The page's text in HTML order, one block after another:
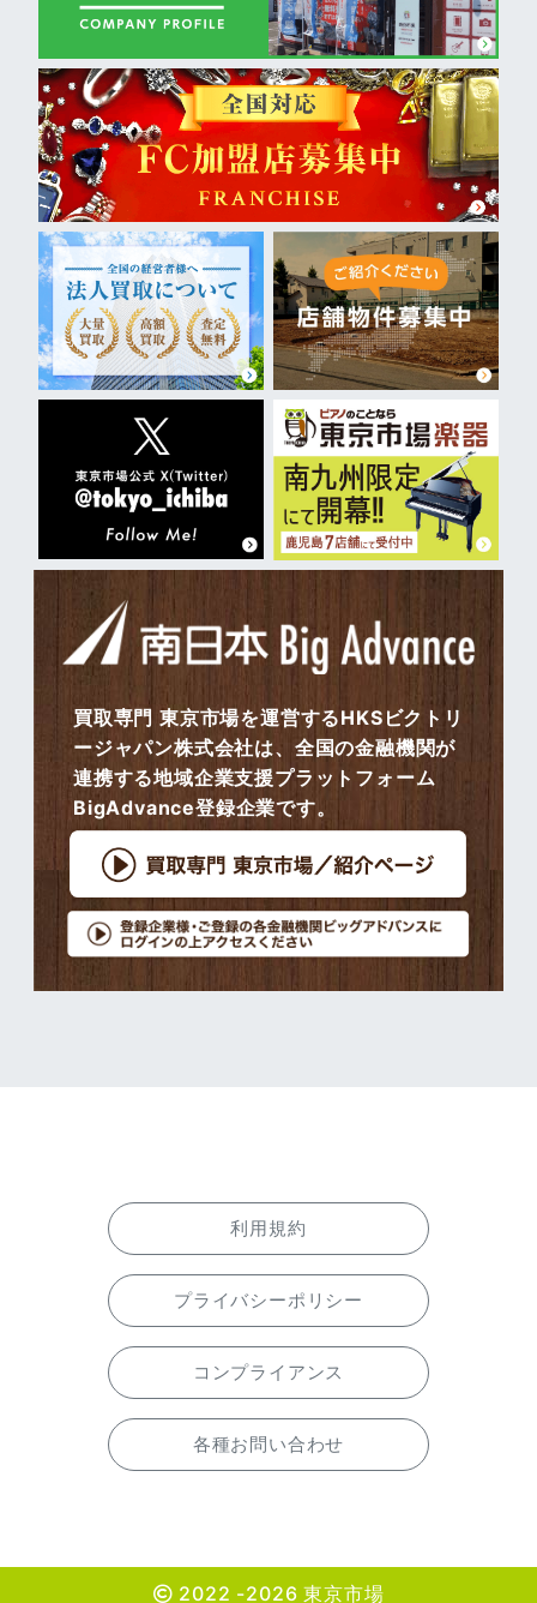
買取専門 東京市場を運営するHKSビクトリ
ージャパン株式会社は、全国の金融機関が
連携する地域企業支援プラットフォーム
BigAdvance登録企業です。
利用規約
プライバシーポリシー
コンプライアンス
各種お問い合わせ
2022 -2026 東京市場